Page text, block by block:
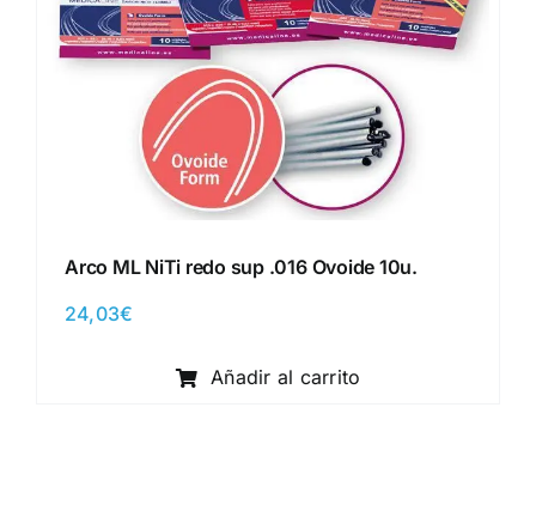
Arco ML NiTi redo sup .016 Ovoide 10u.
24,03€
Añadir al carrito